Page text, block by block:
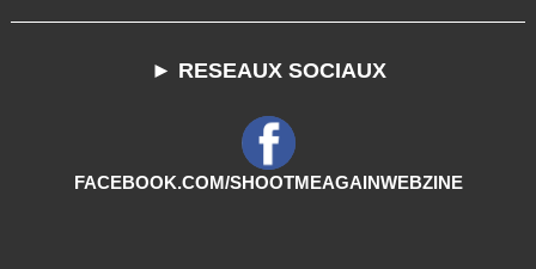
► RESEAUX SOCIAUX
FACEBOOK.COM/SHOOTMEAGAINWEBZINE